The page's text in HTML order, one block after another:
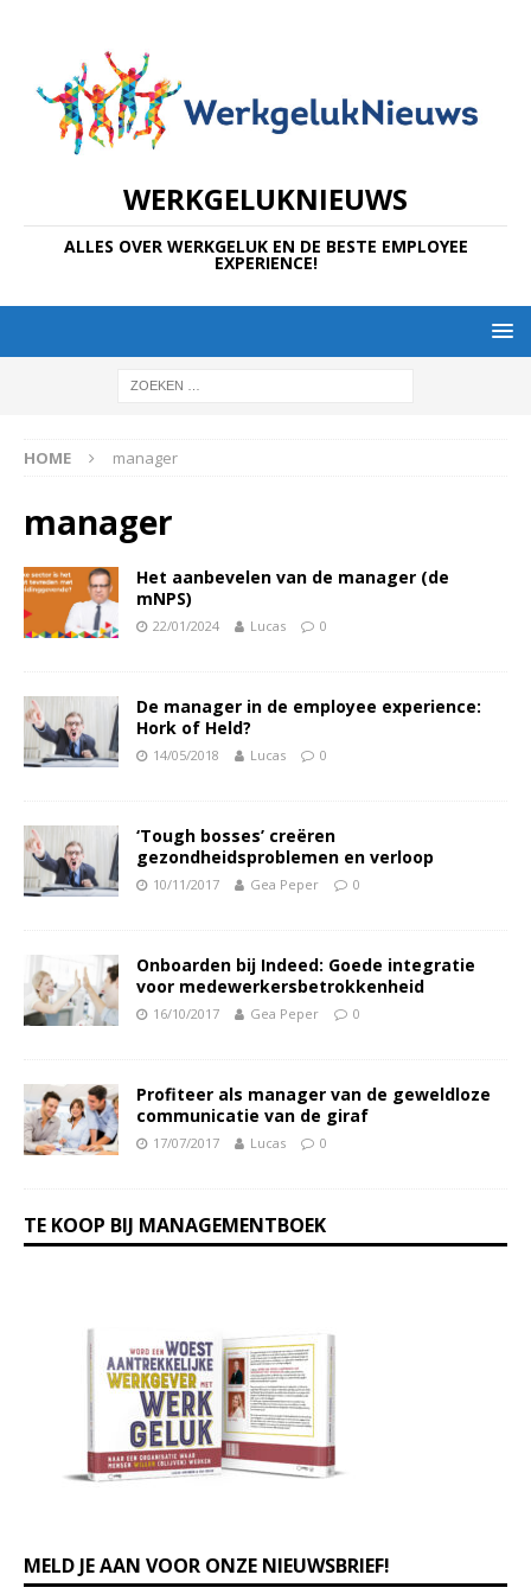
WERKGELUKNIEUWS
ALLES OVER WERKGELUK EN DE BESTE EMPLOYEE
EXPERIENCE!
HOME manager
manager
Het aanbevelen van de manager (de
mNPS)
22/01/2024 Lucas 0
De manager in de employee experience:
Hork of Held?
14/05/2018 Lucas 0
‘Tough bosses’ creëren
gezondheidsproblemen en verloop
10/11/2017 Gea Peper 0
Onboarden bij Indeed: Goede integratie
voor medewerkersbetrokkenheid
16/10/2017 Gea Peper 0
Profiteer als manager van de geweldloze
communicatie van de giraf
17/07/2017 Lucas 0
TE KOOP BIJ MANAGEMENTBOEK
MELD JE AAN VOOR ONZE NIEUWSBRIEF!